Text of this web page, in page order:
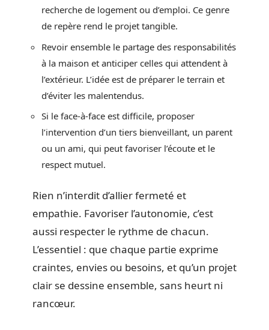
recherche de logement ou d’emploi. Ce genre
de repère rend le projet tangible.
Revoir ensemble le partage des responsabilités
à la maison et anticiper celles qui attendent à
l’extérieur. L’idée est de préparer le terrain et
d’éviter les malentendus.
Si le face-à-face est difficile, proposer
l’intervention d’un tiers bienveillant, un parent
ou un ami, qui peut favoriser l’écoute et le
respect mutuel.
Rien n’interdit d’allier fermeté et
empathie. Favoriser l’autonomie, c’est
aussi respecter le rythme de chacun.
L’essentiel : que chaque partie exprime
craintes, envies ou besoins, et qu’un projet
clair se dessine ensemble, sans heurt ni
rancœur.